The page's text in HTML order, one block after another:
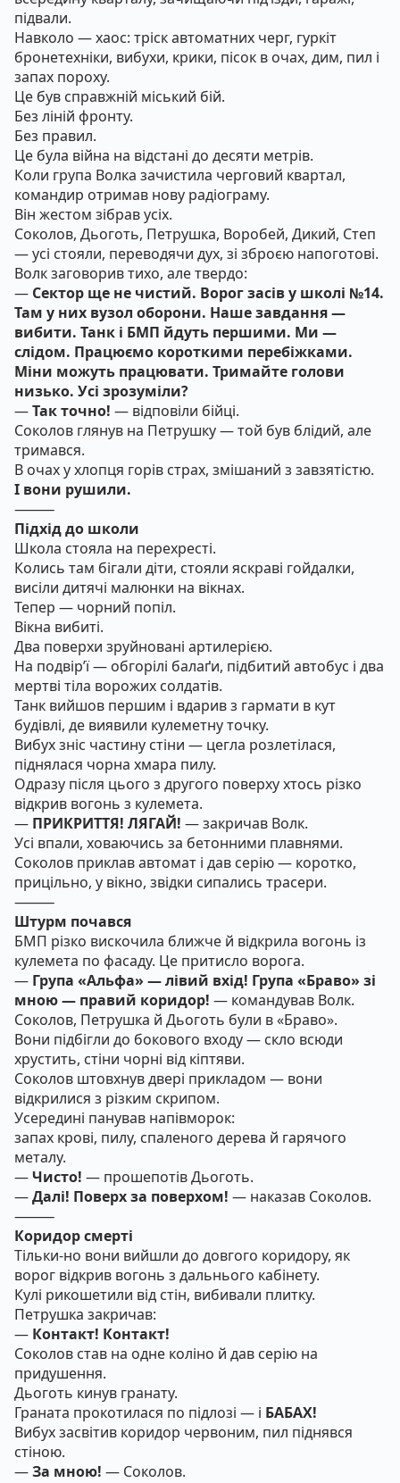
підвали.
Навколо — хаос: тріск автоматних черг, гуркіт
бронетехніки, вибухи, крики, пісок в очах, дим, пил і
запах пороху.
Це був справжній міський бій.
Без ліній фронту.
Без правил.
Це була війна на відстані до десяти метрів.
Коли група Волка зачистила черговий квартал,
командир отримав нову радіограму.
Він жестом зібрав усіх.
Соколов, Дьоготь, Петрушка, Воробей, Дикий, Степ
— усі стояли, переводячи дух, зі зброєю напоготові.
Волк заговорив тихо, але твердо:
— Сектор ще не чистий. Ворог засів у школі №14.
Там у них вузол оборони. Наше завдання —
вибити. Танк і БМП йдуть першими. Ми —
слідом. Працюємо короткими перебіжками.
Міни можуть працювати. Тримайте голови
низько. Усі зрозуміли?
—Так точно! — відповіли бійці.
Соколов глянув на Петрушку — той був блідий, але
тримався.
В очах у хлопця горів страх, змішаний з завзятістю.
І вони рушили.
⸻
Підхід до школи
Школа стояла на перехресті.
Колись там бігали діти, стояли яскраві гойдалки,
висіли дитячі малюнки на вікнах.
Тепер — чорний попіл.
Вікна вибиті.
Два поверхи зруйновані артилерією.
На подвір’ї — обгорілі балаґи, підбитий автобус і два
мертві тіла ворожих солдатів.
Танк вийшов першим і вдарив з гармати в кут
будівлі, де виявили кулеметну точку.
Вибух зніс частину стіни — цегла розлетілася,
піднялася чорна хмара пилу.
Одразу після цього з другого поверху хтось різко
відкрив вогонь з кулемета.
— ПРИКРИТТЯ! ЛЯГАЙ! — закричав Волк.
Усі впали, ховаючись за бетонними плавнями.
Соколов приклав автомат і дав серію — коротко,
прицільно, у вікно, звідки сипались трасери.
⸻
Штурм почався
БМП різко вискочила ближче й відкрила вогонь із
кулемета по фасаду. Це притисло ворога.
— Група «Альфа» — лівий вхід! Група «Браво» зі
мною — правий коридор! — командував Волк.
Соколов, Петрушка й Дьоготь були в «Браво».
Вони підбігли до бокового входу — скло всюди
хрустить, стіни чорні від кіптяви.
Соколов штовхнув двері прикладом — вони
відкрилися з різким скрипом.
Усередині панував напівморок:
запах крові, пилу, спаленого дерева й гарячого
металу.
—Чисто! — прошепотів Дьоготь.
—Далі! Поверх за поверхом! — наказав Соколов.
⸻
Коридор смерті
Тільки-но вони вийшли до довгого коридору, як
ворог відкрив вогонь з дальнього кабінету.
Кулі рикошетили від стін, вибивали плитку.
Петрушка закричав:
— Контакт! Контакт!
Соколов став на одне коліно й дав серію на
придушення.
Дьоготь кинув гранату.
Граната прокотилася по підлозі — і БАБАХ!
Вибух засвітив коридор червоним, пил піднявся
стіною.
—За мною! — Соколов.